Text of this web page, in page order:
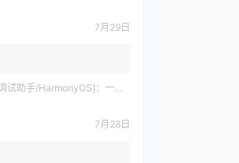
7月29日
/HarmonyOS]：一键自动化安装/部署工具，告别繁琐配置
7月28日